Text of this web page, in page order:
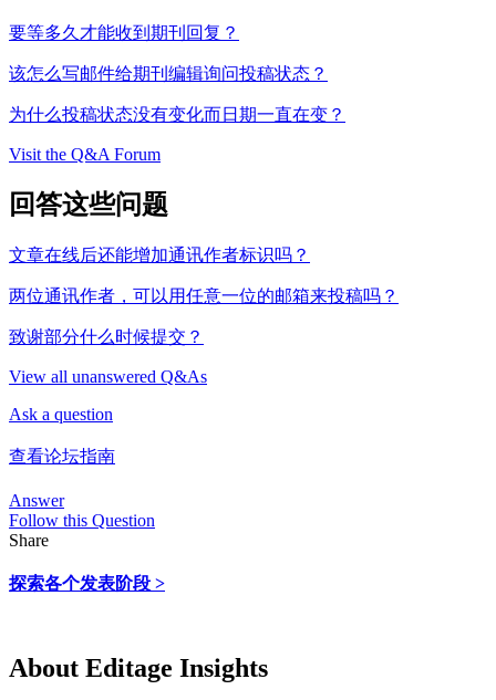
要等多久才能收到期刊回复？
该怎么写邮件给期刊编辑询问投稿状态？
为什么投稿状态没有变化而日期一直在变？
Visit the Q&A Forum
回答这些问题
文章在线后还能增加通讯作者标识吗？
两位通讯作者，可以用任意一位的邮箱来投稿吗？
致谢部分什么时候提交？
View all unanswered Q&As
Ask a question
查看论坛指南
Answer
Follow this Question
Share
探索各个发表阶段 >
About Editage Insights